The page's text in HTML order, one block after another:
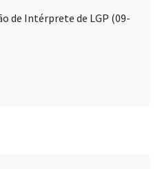
de Intérprete de LGP (09-